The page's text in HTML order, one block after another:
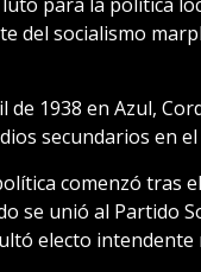
del socialismo
de 1938 en Azul,
secundarios en
comenzó tras
se unió al Partido
electo intendente